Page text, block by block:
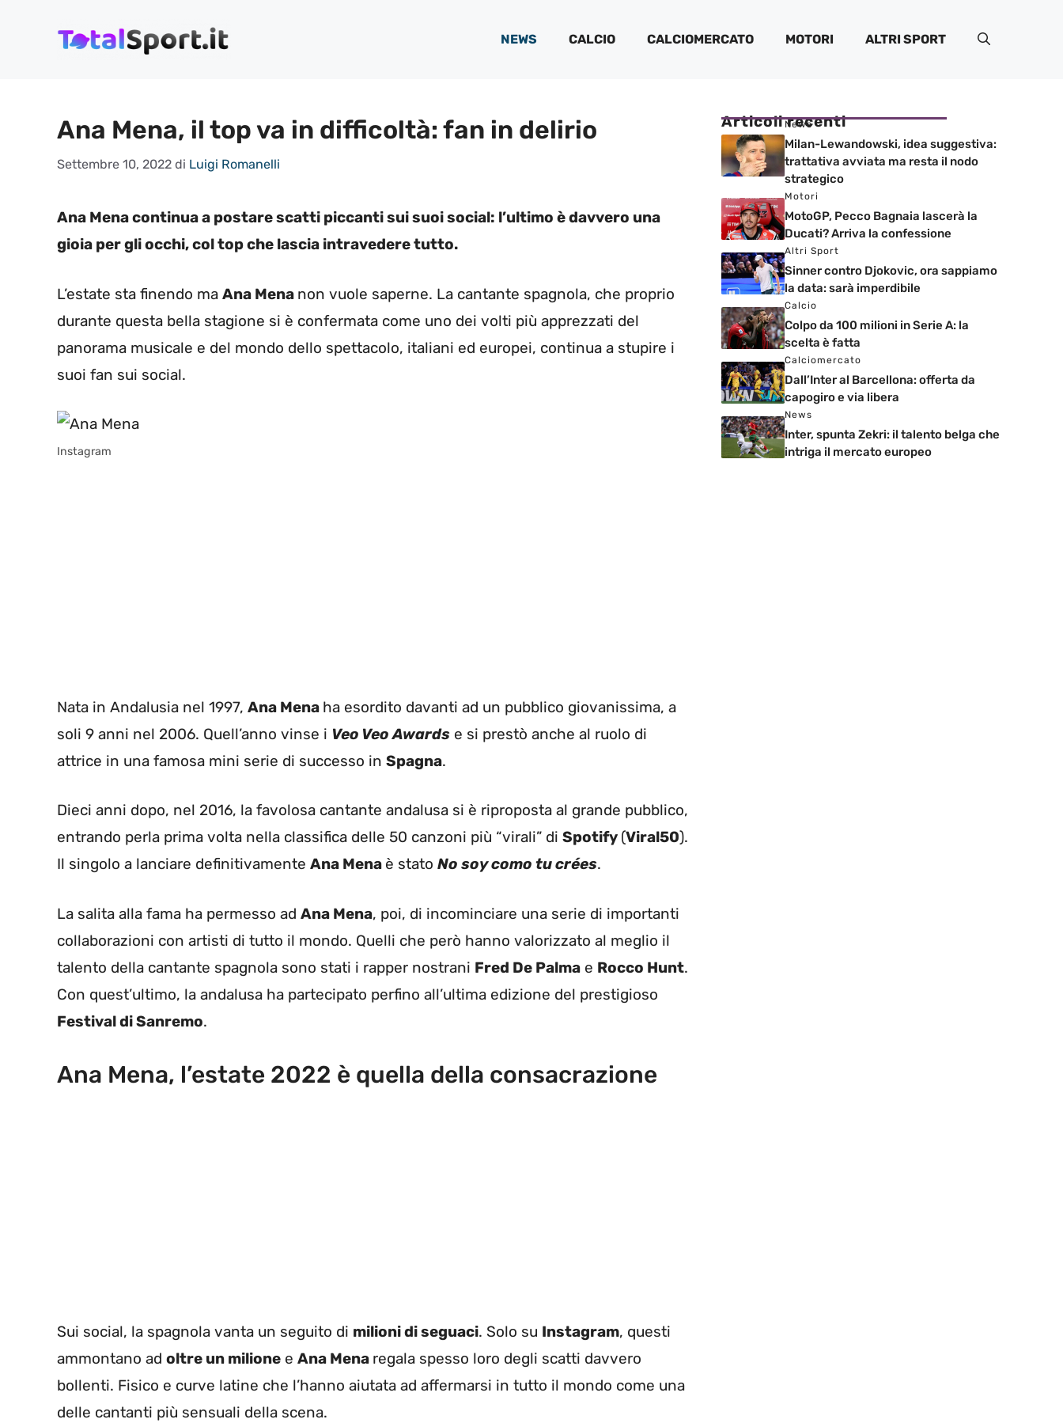
NEWS CALCIO CALCIOMERCATO MOTORI ALTRI SPORT
Ana Mena, il top va in difficoltà: fan in delirio
Settembre 10, 2022 di Luigi Romanelli
Ana Mena continua a postare scatti piccanti sui suoi social: l’ultimo è davvero una
gioia per gli occhi, col top che lascia intravedere tutto.
L’estate sta finendo ma Ana Mena non vuole saperne. La cantante spagnola, che proprio
durante questa bella stagione si è confermata come uno dei volti più apprezzati del
panorama musicale e del mondo dello spettacolo, italiani ed europei, continua a stupire i
suoi fan sui social.
Instagram
Nata in Andalusia nel 1997, Ana Mena ha esordito davanti ad un pubblico giovanissima, a
soli 9 anni nel 2006. Quell’anno vinse i Veo Veo Awards e si prestò anche al ruolo di
attrice in una famosa mini serie di successo in Spagna.
Dieci anni dopo, nel 2016, la favolosa cantante andalusa si è riproposta al grande pubblico,
entrando perla prima volta nella classifica delle 50 canzoni più “virali” di Spotify (Viral50).
Il singolo a lanciare definitivamente Ana Mena è stato No soy como tu crées.
La salita alla fama ha permesso ad Ana Mena, poi, di incominciare una serie di importanti
collaborazioni con artisti di tutto il mondo. Quelli che però hanno valorizzato al meglio il
talento della cantante spagnola sono stati i rapper nostrani Fred De Palma e Rocco Hunt.
Con quest’ultimo, la andalusa ha partecipato perfino all’ultima edizione del prestigioso
Festival di Sanremo.
Ana Mena, l’estate 2022 è quella della consacrazione
Sui social, la spagnola vanta un seguito di milioni di seguaci. Solo su Instagram, questi
ammontano ad oltre un milione e Ana Mena regala spesso loro degli scatti davvero
bollenti. Fisico e curve latine che l’hanno aiutata ad affermarsi in tutto il mondo come una
delle cantanti più sensuali della scena.
Articoli recenti
News
Milan-Lewandowski, idea suggestiva:
trattativa avviata ma resta il nodo
strategico
Motori
MotoGP, Pecco Bagnaia lascerà la
Ducati? Arriva la confessione
Altri Sport
Sinner contro Djokovic, ora sappiamo
la data: sarà imperdibile
Calcio
Colpo da 100 milioni in Serie A: la
scelta è fatta
Calciomercato
Dall’Inter al Barcellona: offerta da
capogiro e via libera
News
Inter, spunta Zekri: il talento belga che
intriga il mercato europeo